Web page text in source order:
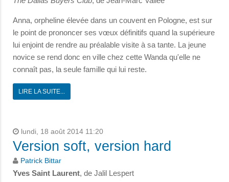
Anna, orpheline élevée dans un couvent en Pologne, est sur
le point de prononcer ses vœux définitifs quand la supérieure
lui enjoint de rendre au préalable visite à sa tante. La jeune
novice se rend donc en ville chez cette Wanda qu'elle ne
connaît pas, la seule famille qui lui reste.
LIRE LA SUITE...
lundi, 18 août 2014 11:20
Version soft, version hard
Patrick Bittar
Yves Saint Laurent, de Jalil Lespert